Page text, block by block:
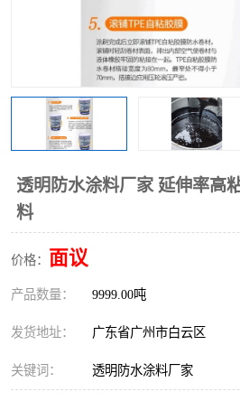
透明防水涂料厂家 延伸率高
料
价格： 面议
产品数量： 9999.00吨
发货地址： 广东省广州市白云区
关键词： 透明防水涂料厂家